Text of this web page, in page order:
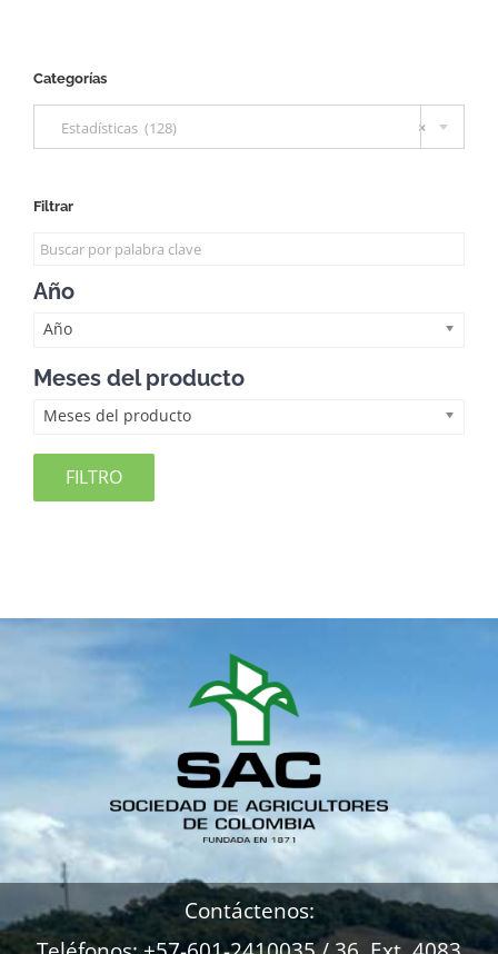
Categorías
×
Estadísticas (128)
Filtrar
Año
Año
Meses del producto
Meses del producto
FILTRO
Contáctenos: